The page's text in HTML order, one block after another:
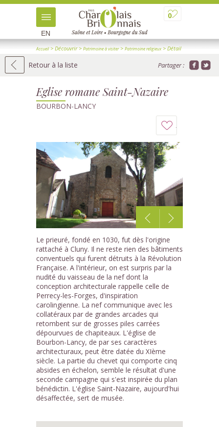
0
EN
Accueil> Découvrir> Patrimoine à visiter> Patrimoine religieux> Détail
Retour à la liste Partager :
Eglise romane Saint-Nazaire
BOURBON-LANCY
à
carnet
1 /3
Le prieuré, fondé en 1030, fut dès l'origine
rattaché à Cluny. Il ne reste rien des bâtiments
conventuels qui furent détruits à la Révolution
Française. A l'intérieur, on est surpris par la
nudité du vaisseau de la nef dont la
conception architecturale rappelle celle de
Perrecy-les-Forges, d'inspiration
carolingienne. La nef communique avec les
collatéraux par de grandes arcades qui
retombent sur de grosses piles carrées
dépourvues de chapiteaux. L'église de
Bourbon-Lancy, de par ses caractères
architecturaux, peut être datée du XIème
siècle. La partie du chevet qui comporte cinq
absides en échelon, semble le résultat d'une
seconde campagne qui s'est inspirée du plan
bénédictin. L'église Saint-Nazaire, aujourd'hui
désaffectée, sert de musée.